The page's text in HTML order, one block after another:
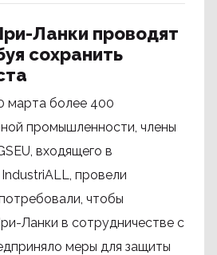
Ланки проводят
сохранить
марта более 400
промышленности, члены
входящего в
провели
чтобы
Ланки в сотрудничестве с
меры для защиты